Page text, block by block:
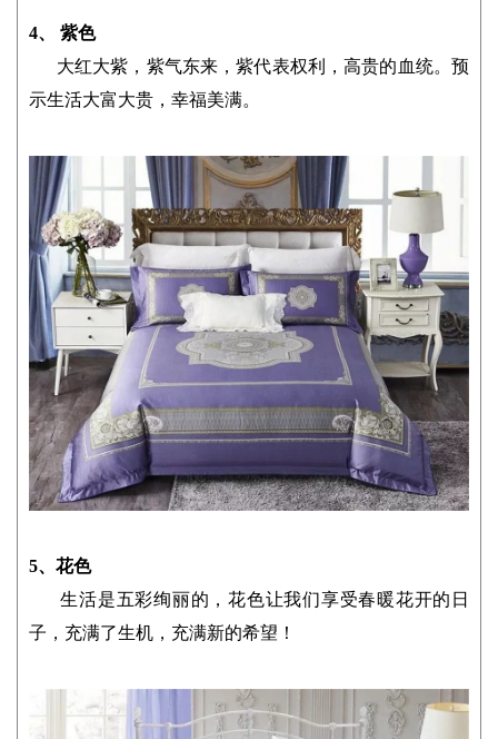
4、 紫色
大红大紫，紫气东来，紫代表权利，高贵的血统。预
示生活大富大贵，幸福美满。
5、花色
生活是五彩绚丽的，花色让我们享受春暖花开的日
子，充满了生机，充满新的希望！